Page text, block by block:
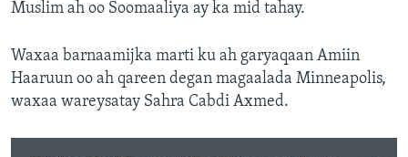
Muslim ah oo Soomaaliya ay ka mid tahay.
Waxaa barnaamijka marti ku ah garyaqaan Amiin
Haaruun oo ah qareen degan magaalada Minneapolis,
waxaa wareysatay Sahra Cabdi Axmed.